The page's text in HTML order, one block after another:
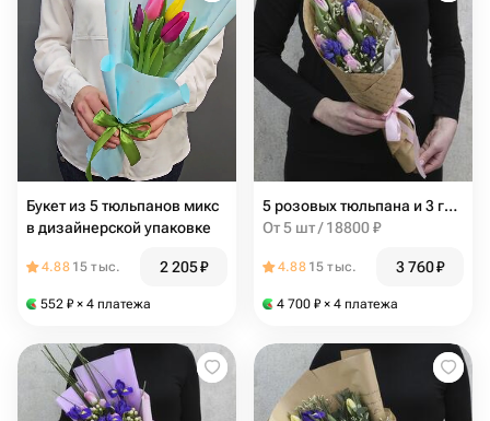
Букет из 5 тюльпанов микс
в дизайнерской упаковке
4.88 15 тыс. 2 205₽
552 ₽ × 4 платежа
5 розовых тюльпана и 3 гиацинта с зеленью в упаковке
От 5 шт / 18800 ₽
4.88 15 тыс. 3 760₽
4 700 ₽ × 4 платежа